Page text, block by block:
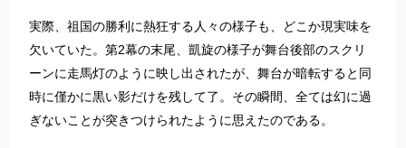
実際、祖国の勝利に熱狂する人々の様子も、どこか現実味を
欠いていた。第2幕の末尾、凱旋の様子が舞台後部のスクリ
ーンに走馬灯のように映し出されたが、舞台が暗転すると同
時に僅かに黒い影だけを残して了。その瞬間、全ては幻に過
ぎないことが突きつけられたように思えたのである。